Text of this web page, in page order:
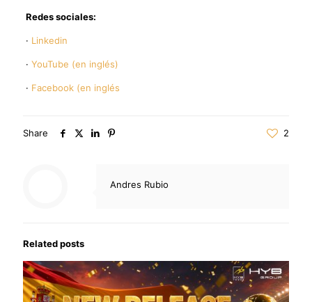
Redes sociales:
· Linkedin
· YouTube (en inglés)
· Facebook (en inglés
Share 2
Andres Rubio
Related posts